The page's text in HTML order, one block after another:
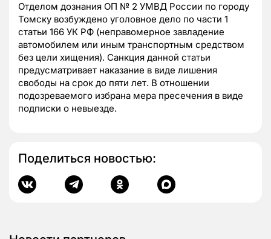
Отделом дознания ОП № 2 УМВД России по городу
Томску возбуждено уголовное дело по части 1
статьи 166 УК РФ (неправомерное завладение
автомобилем или иным транспортным средством
без цели хищения). Санкция данной статьи
предусматривает наказание в виде лишения
свободы на срок до пяти лет. В отношении
подозреваемого избрана мера пресечения в виде
подписки о невыезде.
Поделиться новостью: